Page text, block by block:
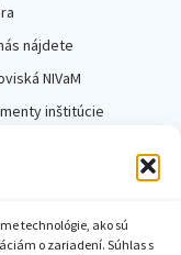
technológie, ako sú
o zariadení. Súhlas s
nájdete
NIVaM
inštitúcie